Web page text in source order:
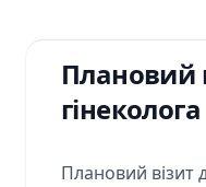
Плановий
гінеколога
Плановий візит